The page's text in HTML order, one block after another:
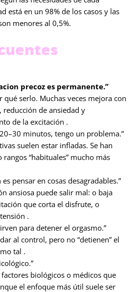
está en un 98% de los casos y las
menores al 0,5%.
precoz es permanente.”
qué serlo. Muchas veces mejora con
reducción de ansiedad y
de la excitación .
minutos, tengo un problema.”
suelen estar infladas. Se han
rangos “habituales” mucho más
es pensar en cosas desagradables.”
ansiosa puede salir mal: o baja
que corta el disfrute, o
.
para detener el orgasmo.”
al control, pero no “detienen” el
tal .
factores biológicos o médicos que
el enfoque más útil suele ser